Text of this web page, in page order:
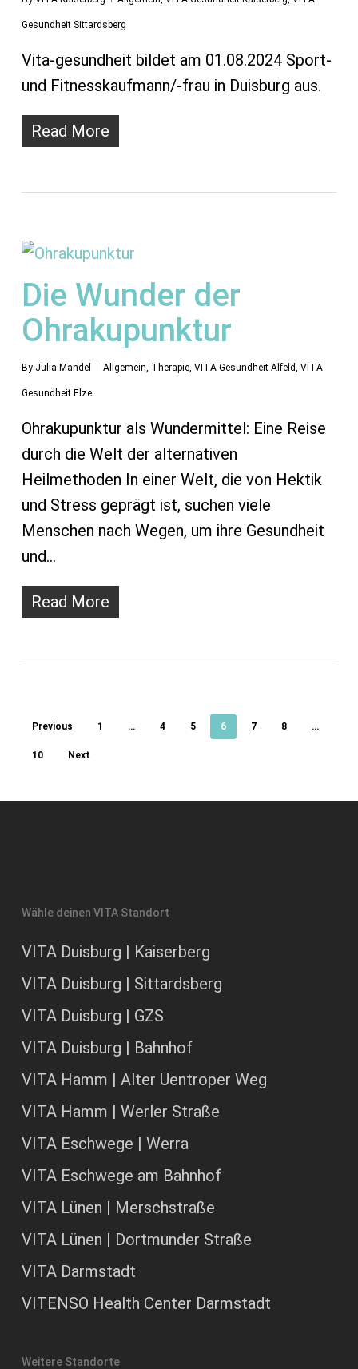
Gesundheit Sittardsberg
Vita-gesundheit bildet am 01.08.2024 Sport-
und Fitnesskaufmann/-frau in Duisburg aus.
Read More
Die Wunder der
Ohrakupunktur
By Julia Mandel Allgemein, Therapie, VITA Gesundheit Alfeld, VITA
Gesundheit Elze
Ohrakupunktur als Wundermittel: Eine Reise
durch die Welt der alternativen
Heilmethoden In einer Welt, die von Hektik
und Stress geprägt ist, suchen viele
Menschen nach Wegen, um ihre Gesundheit
und…
Read More
Previous 1 … 4 5 6 7 8 …
10 Next
Wähle deinen VITA Standort
VITA Duisburg | Kaiserberg
VITA Duisburg | Sittardsberg
VITA Duisburg | GZS
VITA Duisburg | Bahnhof
VITA Hamm | Alter Uentroper Weg
VITA Hamm | Werler Straße
VITA Eschwege | Werra
VITA Eschwege am Bahnhof
VITA Lünen | Merschstraße
VITA Lünen | Dortmunder Straße
VITA Darmstadt
VITENSO Health Center Darmstadt
Weitere Standorte